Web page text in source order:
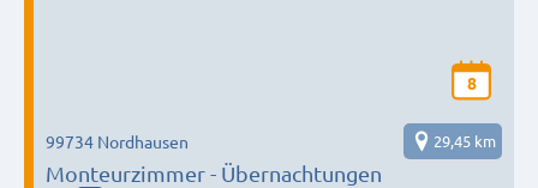
8
Monteurzimmer - Übernachtungen
99734 Nordhausen 29,45 km